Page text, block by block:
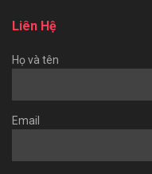
Liên Hệ
Họ và tên
Email